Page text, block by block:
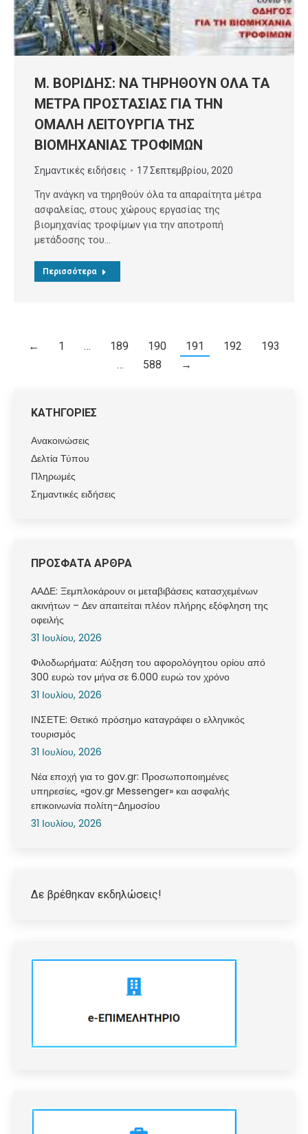
Μ. ΒΟΡΙΔΗΣ: ΝΑ ΤΗΡΗΘΟΥΝ ΟΛΑ ΤΑ
ΜΕΤΡΑ ΠΡΟΣΤΑΣΙΑΣ ΓΙΑ ΤΗΝ
ΟΜΑΛΗ ΛΕΙΤΟΥΡΓΙΑ ΤΗΣ
ΒΙΟΜΗΧΑΝΙΑΣ ΤΡΟΦΙΜΩΝ
Σημαντικές ειδήσεις 17 Σεπτεμβρίου, 2020
Την ανάγκη να τηρηθούν όλα τα απαραίτητα μέτρα
ασφαλείας, στους χώρους εργασίας της
βιομηχανίας τροφίμων για την αποτροπή
μετάδοσης του…
Περισσότερα
← 1 … 189 190 191 192
193
…
588 →
ΚΑΤΗΓΟΡΙΕΣ
Ανακοινώσεις
Δελτία Τύπου
Πληρωμές
Σημαντικές ειδήσεις
ΠΡΟΣΦΑΤΑ ΑΡΘΡΑ
ΑΑΔΕ: Ξεμπλοκάρουν οι μεταβιβάσεις κατασχεμένων
ακινήτων – Δεν απαιτείται πλέον πλήρης εξόφληση της
οφειλής
31 Ιουλίου, 2026
Φιλοδωρήματα: Αύξηση του αφορολόγητου ορίου από
300 ευρώ τον μήνα σε 6.000 ευρώ τον χρόνο
31 Ιουλίου, 2026
ΙΝΣΕΤΕ: Θετικό πρόσημο καταγράφει ο ελληνικός
τουρισμός
31 Ιουλίου, 2026
Νέα εποχή για το gov.gr: Προσωποποιημένες
υπηρεσίες, «gov.gr Messenger» και ασφαλής
επικοινωνία πολίτη-Δημοσίου
31 Ιουλίου, 2026
Δε βρέθηκαν εκδηλώσεις!